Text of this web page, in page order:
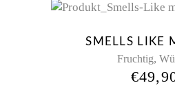
SMELLS LIKE
Fruchtig,
€